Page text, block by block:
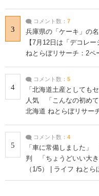
3
コメント数： 7
兵庫県の「ケーキ」の
【7月12日は「デコレ
ねとらぼリサーチ：2ペ
4
コメント数： 5
「北海道土産としても
人気 「こんなの初めて
北海道 ねとらぼリサー
5
コメント数： 4
「車に常備しました」
判 「ちょうどいい大き
（1/5） | ライフ ねとら